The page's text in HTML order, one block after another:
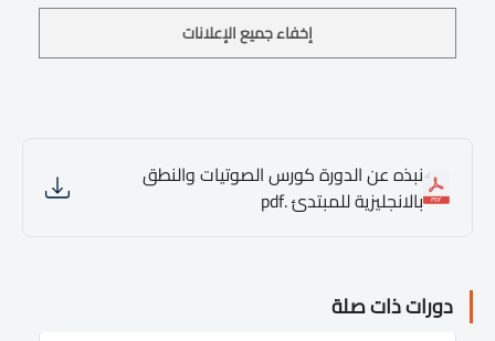
إخفاء جميع الإعلانات
نبذه عن الدورة كورس الصوتيات والنطق
بالانجليزية للمبتدئ .pdf
دورات ذات صلة